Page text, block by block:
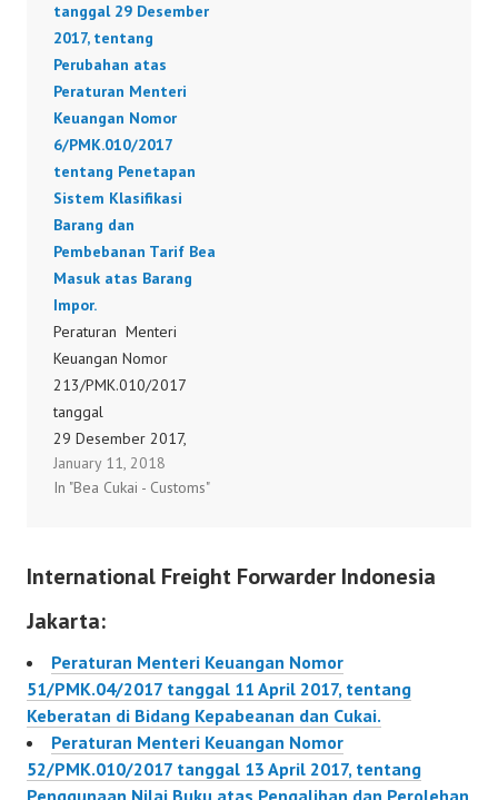
atas Impor Barang dan
Bahan Untuk
Memproduksi Barang
dan/atau Jasa Guna
Kepentingan Umum dan
Peningkatan Daya Saing
Industri Sektor Tertentu
14/PMK.010/2018
tanggal 29 Desember
2017, tentang
Perubahan atas
Peraturan Menteri
Keuangan Nomor
6/PMK.010/2017
tentang Penetapan
Sistem Klasifikasi
Barang dan
Pembebanan Tarif Bea
Masuk atas Barang
Impor.
Peraturan Menteri
Keuangan Nomor
213/PMK.010/2017
tanggal
29 Desember 2017,
tentang Perubahan atas
Peraturan Menteri
tentang Penetapan
Barang dan
Pembebanan Tarif Bea
Masuk atas Barang
Impor.
213/PMK.010/2017
January 11, 2018
In "Bea Cukai - Customs"
International Freight Forwarder Indonesia
Jakarta:
Peraturan Menteri Keuangan Nomor
51/PMK.04/2017 tanggal 11 April 2017, tentang
Keberatan di Bidang Kepabeanan dan Cukai.
Peraturan Menteri Keuangan Nomor
52/PMK.010/2017 tanggal 13 April 2017, tentang
Penggunaan Nilai Buku atas Pengalihan dan Perolehan